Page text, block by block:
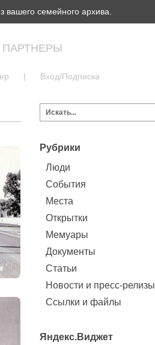
вашего семейного архива.
ПАРТНЕРЫ
| Вход/Подписка
Рубрики
Люди
События
Места
Открытки
Мемуары
Документы
Статьи
Новости и пресс-релизы
Ссылки и файлы
Яндекс.Виджет